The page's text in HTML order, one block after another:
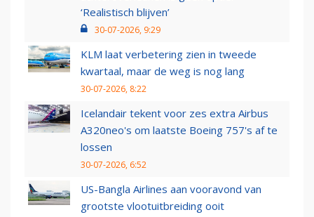
‘Realistisch blijven’
30-07-2026, 9:29
KLM laat verbetering zien in tweede
kwartaal, maar de weg is nog lang
30-07-2026, 8:22
Icelandair tekent voor zes extra Airbus
A320neo's om laatste Boeing 757's af te
lossen
30-07-2026, 6:52
US-Bangla Airlines aan vooravond van
grootste vlootuitbreiding ooit